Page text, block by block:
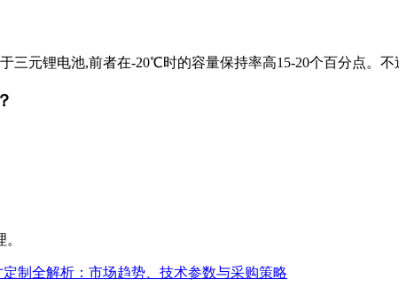
三元锂电池,前者在-20℃时的容量保持率高15-20个百分点。不
制全解析：市场趋势、技术参数与采购策略